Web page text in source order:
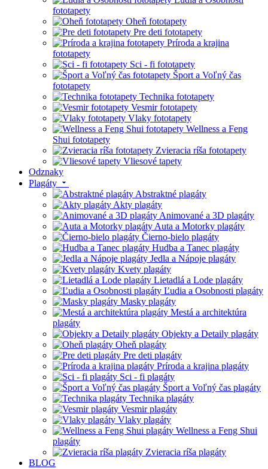
fototapety
Oheň fototapety
Pre deti fototapety
Príroda a krajina
fototapety
Sci - fi fototapety
Šport a Voľný čas
fototapety
Technika fototapety
Vesmir fototapety
Vlaky fototapety
Wellness a Feng
Shui fototapety
Zvieracia ríša fototapety
Vliesové tapety
Odznaky
Plagáty
Abstraktné plagáty
Akty plagáty
Animované a 3D plagáty
Auta a Motorky plagáty
Čierno-bielo plagáty
Hudba a Tanec plagáty
Jedla a Nápoje plagáty
Kvety plagáty
Lietadlá a Lode plagáty
Ľudia a Osobnosti plagáty
Masky plagáty
Mestá a architektúra
plagáty
Objekty a Detaily plagáty
Oheň plagáty
Pre deti plagáty
Príroda a krajina plagáty
Sci - fi plagáty
Šport a Voľný čas plagáty
Technika plagáty
Vesmir plagáty
Vlaky plagáty
Wellness a Feng Shui
plagáty
Zvieracia ríša plagáty
BLOG